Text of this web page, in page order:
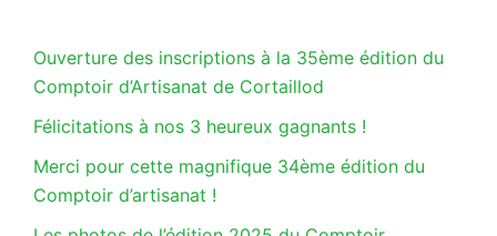
Ouverture des inscriptions à la 35ème édition du
Comptoir d’Artisanat de Cortaillod
Félicitations à nos 3 heureux gagnants !
Merci pour cette magnifique 34ème édition du
Comptoir d’artisanat !